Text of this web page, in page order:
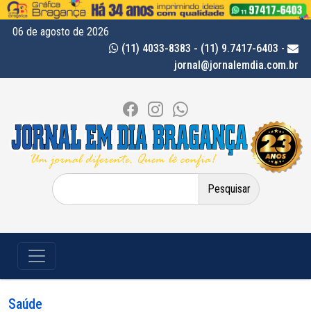
06 de agosto de 2026
(11) 4033-8383 - (11) 9.7417-6403 -
jornal@jornalemdia.com.br
Pesquisar
por:
Saúde